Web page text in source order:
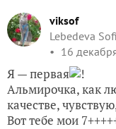
viksof
Lebedeva
16
Я — первая
!
Альмирочка, как
качестве,
Вот тебе мои